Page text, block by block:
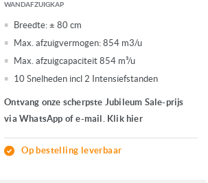
WANDAFZUIGKAP
Breedte: ± 80 cm
Max. afzuigvermogen: 854 m3/u
Max. afzuigcapaciteit 854 m³/u
10 Snelheden incl 2 Intensiefstanden
Ontvang onze scherpste Jubileum Sale-prijs
via WhatsApp of e-mail. Klik hier
Op bestelling leverbaar